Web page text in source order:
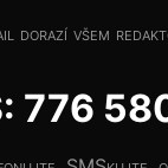
dorazí všem
776